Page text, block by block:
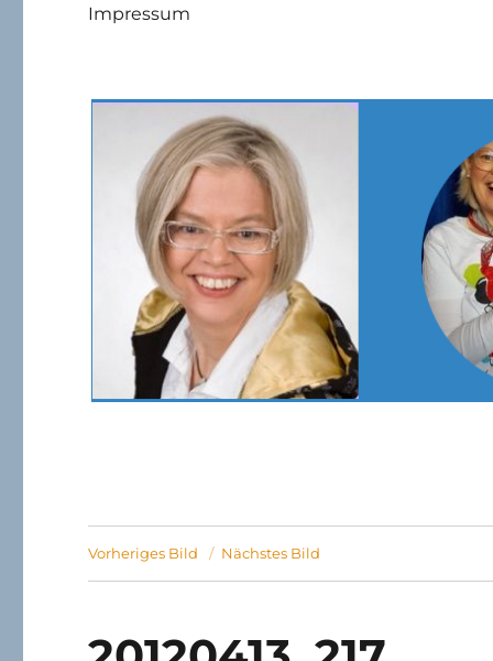
Impressum
Vorheriges Bild Nächstes Bild